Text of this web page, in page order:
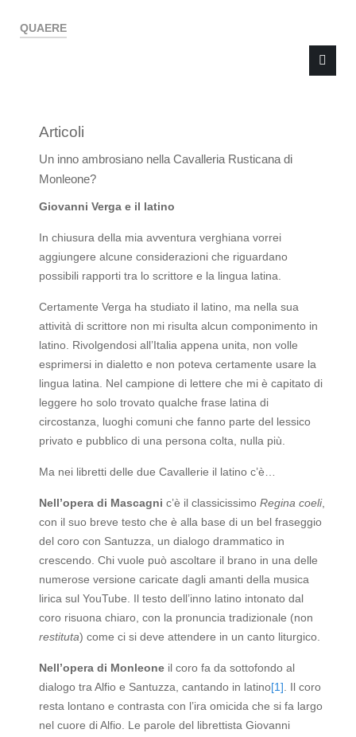
QUAERE
Articoli
Un inno ambrosiano nella Cavalleria Rusticana di
Monleone?
Giovanni Verga e il latino
In chiusura della mia avventura verghiana vorrei
aggiungere alcune considerazioni che riguardano
possibili rapporti tra lo scrittore e la lingua latina.
Certamente Verga ha studiato il latino, ma nella sua
attività di scrittore non mi risulta alcun componimento in
latino. Rivolgendosi all’Italia appena unita, non volle
esprimersi in dialetto e non poteva certamente usare la
lingua latina. Nel campione di lettere che mi è capitato di
leggere ho solo trovato qualche frase latina di
circostanza, luoghi comuni che fanno parte del lessico
privato e pubblico di una persona colta, nulla più.
Ma nei libretti delle due Cavallerie il latino c’è…
Nell’opera di Mascagni c’è il classicissimo Regina coeli,
con il suo breve testo che è alla base di un bel fraseggio
del coro con Santuzza, un dialogo drammatico in
crescendo. Chi vuole può ascoltare il brano in una delle
numerose versione caricate dagli amanti della musica
lirica sul YouTube. Il testo dell’inno latino intonato dal
coro risuona chiaro, con la pronuncia tradizionale (non
restituta) come ci si deve attendere in un canto liturgico.
Nell’opera di Monleone il coro fa da sottofondo al
dialogo tra Alfio e Santuzza, cantando in latino[1] . Il coro
resta lontano e contrasta con l’ira omicida che si fa largo
nel cuore di Alfio. Le parole del librettista Giovanni